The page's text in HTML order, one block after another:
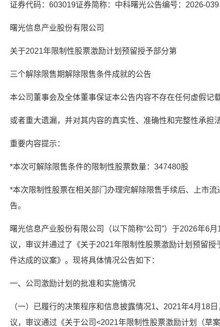
证券代码：603019证券简称：中科曙光公告编号：2026-039
曙光信息产业股份有限公司
关于2021年限制性股票激励计划预留授予部分第
三个解除限售期解除限售条件成就的公告
本公司董事会及全体董事保证本公告内容不存在任何虚假记
或者重大遗漏，并对其内容的真实性、准确性和完整性承担
重要内容提示：
*本次可解除限售条件的限制性股票数量：347480股
*本次限制性股票在相关部门办理完解除限售手续后、上市
告。
曙光信息产业股份有限公司（以下简称“公司”）于2026年6
议，审议并通过了《关于2021年限制性股票激励计划预留
件达成的议案》。现将具体情况公告如下：
一、公司激励计划的批准和实施情况
（一）已履行的决策程序和信息披露情况1、2021年4月18
议，审议通过《关于公司<2021年限制性股票激励计划（草